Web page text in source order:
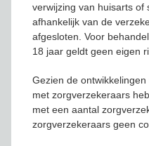
verwijzing van huisarts of
afhankelijk van de
afgesloten. Voor
18 jaar geldt geen eigen
Gezien de
met zorgverzekeraars
met een aantal
zorgverzekeraars geen